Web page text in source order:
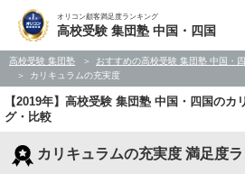
オリコン顧客満足度ランキング
高校受験 集団塾 中国・四国
高校受験 集団塾 おすすめの高校受験 集団塾 中国・
カリキュラムの充実度
【2019年】高校受験 集団塾 中国・四国の
グ・比較
カリキュラムの充実度 満足度